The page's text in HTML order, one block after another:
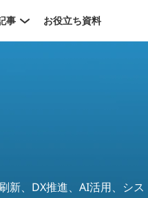
事 お役立ち資料
新、DX推進、AI活用、シス